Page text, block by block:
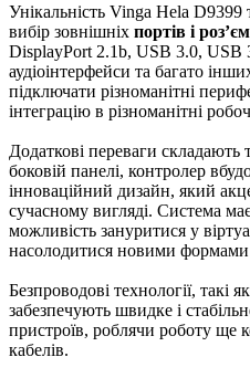
Унікальність Vinga Hela
вибір зовнішніх портів і
DisplayPort 2.1b, USB 3.0, USB
аудіоінтерфейси та багато
підключати різноманітні
інтеграцію в різноманітні
Додаткові переваги складають
боковій панелі, контролер
інноваційний дизайн, який
сучасному вигляді. Система
можливість зануритися у
насолодитися новими формами
Безпроводові технології, такі як
забезпечують швидке і
пристроїв, роблячи роботу ще
кабелів.